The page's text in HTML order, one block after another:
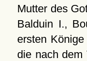
Mutter des
Balduin I.,
ersten
die nach dem